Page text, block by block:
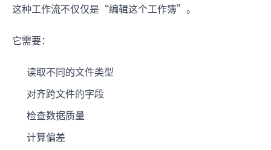
这种工作流不仅仅是“编辑这个工作簿”。
它需要：
读取不同的文件类型
对齐跨文件的字段
检查数据质量
计算偏差